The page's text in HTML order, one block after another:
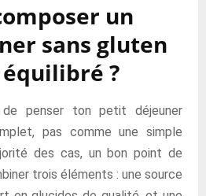
un
sans gluten
?
penser ton petit déjeuner
pas comme une simple
des cas, un bon point de
trois éléments : une source